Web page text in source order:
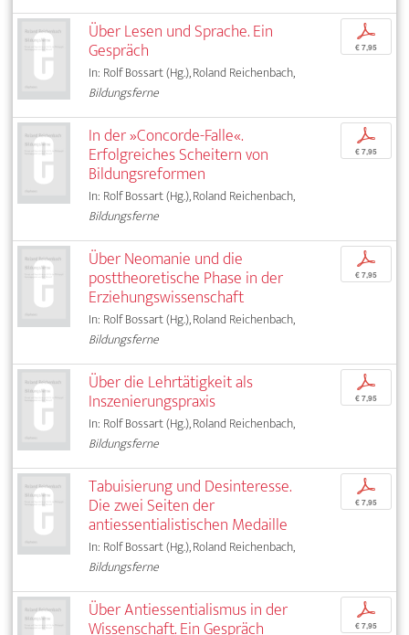
Über Lesen und Sprache. Ein
Gespräch
In: Rolf Bossart (Hg.), Roland Reichenbach,
Bildungsferne
p
€ 7,95
In der »Concorde-Falle«.
Erfolgreiches Scheitern von
Bildungsreformen
In: Rolf Bossart (Hg.), Roland Reichenbach,
Bildungsferne
p
€ 7,95
Über Neomanie und die
posttheoretische Phase in der
Erziehungswissenschaft
In: Rolf Bossart (Hg.), Roland Reichenbach,
Bildungsferne
p
€ 7,95
Über die Lehrtätigkeit als
Inszenierungspraxis
In: Rolf Bossart (Hg.), Roland Reichenbach,
Bildungsferne
p
€ 7,95
Tabuisierung und Desinteresse.
Die zwei Seiten der
antiessentialistischen Medaille
In: Rolf Bossart (Hg.), Roland Reichenbach,
Bildungsferne
p
€ 7,95
Über Antiessentialismus in der
Wissenschaft. Ein Gespräch
p
€ 7,95